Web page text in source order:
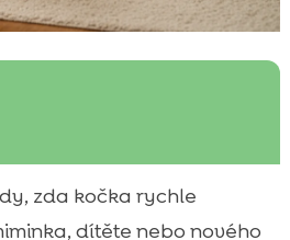
v rodině tolik prožívají
ještě před příchodem
zda kočka rychle
dítěte nebo nového